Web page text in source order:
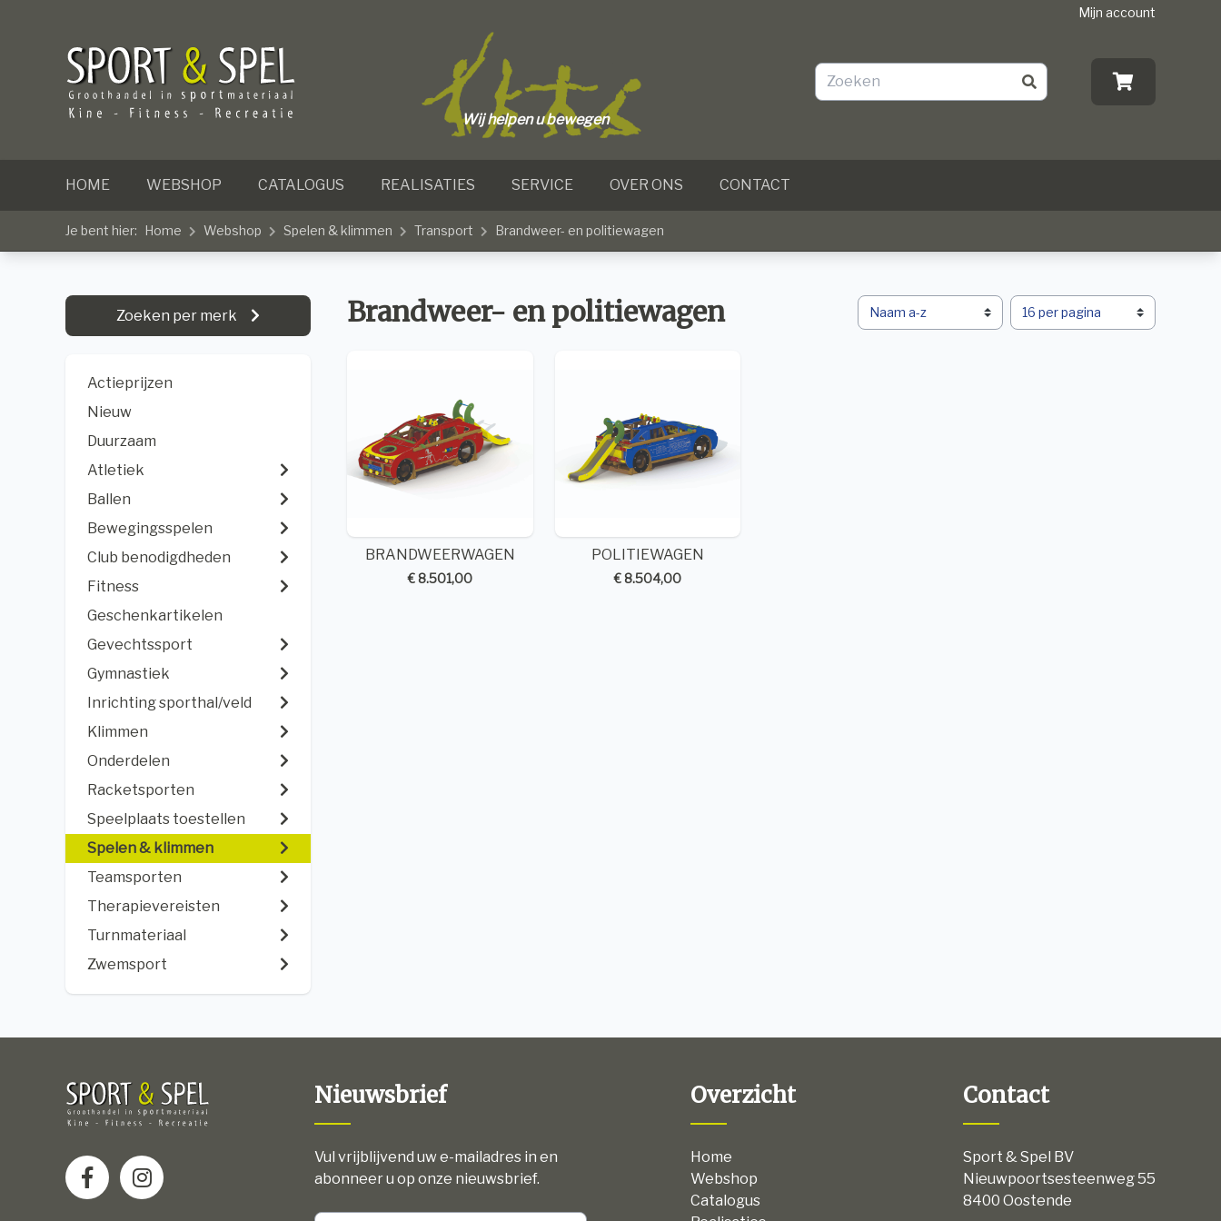
Mijn account
Wij helpen u bewegen
HOME WEBSHOP CATALOGUS REALISATIES SERVICE OVER ONS CONTACT
Je bent hier: Home Webshop Spelen & klimmen Transport Brandweer- en politiewagen
Zoeken per merk
Actieprijzen
Nieuw
Duurzaam
Atletiek
Ballen
Bewegingsspelen
Club benodigdheden
Fitness
Geschenkartikelen
Gevechtssport
Gymnastiek
Inrichting sporthal/veld
Klimmen
Onderdelen
Racketsporten
Speelplaats toestellen
Spelen & klimmen
Teamsporten
Therapievereisten
Turnmateriaal
Zwemsport
Brandweer- en politiewagen
BRANDWEERWAGEN
€ 8.501,00
POLITIEWAGEN
€ 8.504,00
Nieuwsbrief
Vul vrijblijvend uw e-mailadres in en
abonneer u op onze nieuwsbrief.
Overzicht
Home
Webshop
Catalogus
Contact
Sport & Spel BV
Nieuwpoortsesteenweg 55
8400 Oostende